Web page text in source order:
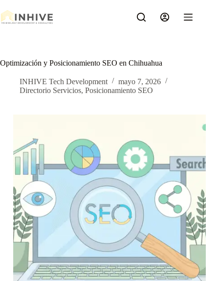
al
contenido
Optimización y Posicionamiento SEO en Chihuahua
INHIVE Tech Development
mayo 7, 2026
Directorio Servicios, Posicionamiento SEO